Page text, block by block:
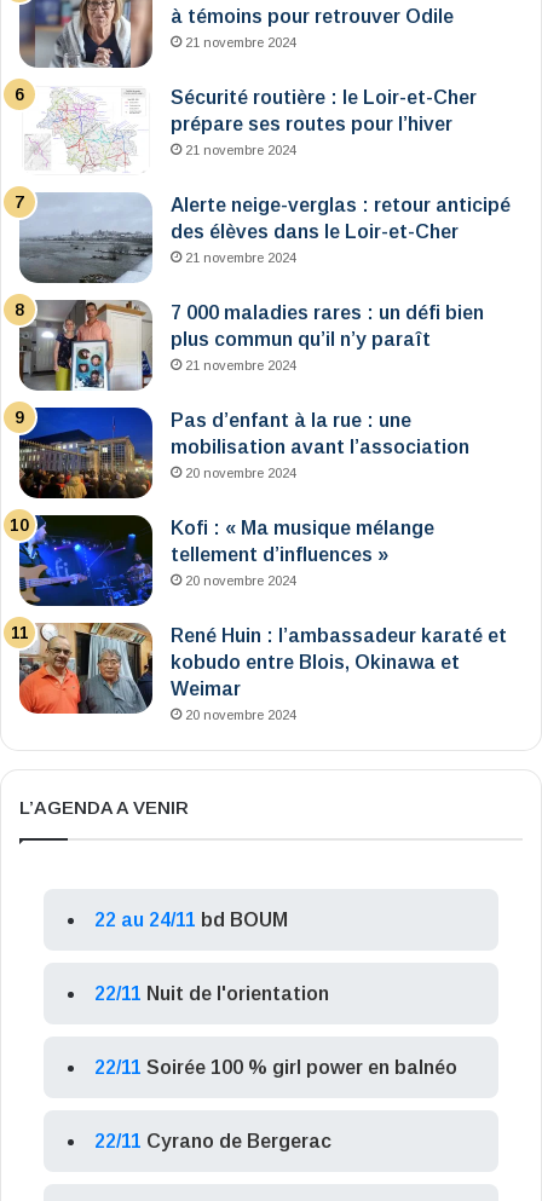
à témoins pour retrouver Odile
21 novembre 2024
Sécurité routière : le Loir-et-Cher
prépare ses routes pour l’hiver
21 novembre 2024
Alerte neige-verglas : retour anticipé
des élèves dans le Loir-et-Cher
21 novembre 2024
7 000 maladies rares : un défi bien
plus commun qu’il n’y paraît
21 novembre 2024
Pas d’enfant à la rue : une
mobilisation avant l’association
20 novembre 2024
Kofi : « Ma musique mélange
tellement d’influences »
20 novembre 2024
René Huin : l’ambassadeur karaté et
kobudo entre Blois, Okinawa et
Weimar
20 novembre 2024
L’AGENDA A VENIR
22 au 24/11 bd BOUM
22/11 Nuit de l'orientation
22/11 Soirée 100 % girl power en balnéo
22/11 Cyrano de Bergerac